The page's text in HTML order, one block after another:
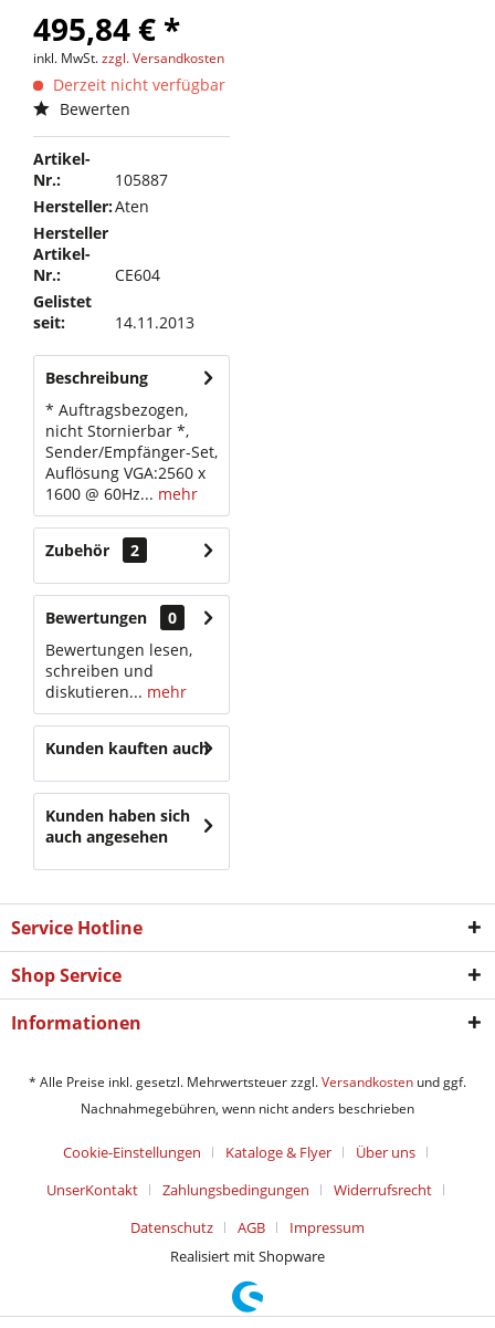
495,84 € *
inkl. MwSt.zzgl. Versandkosten
Derzeit nicht verfügbar
Bewerten
Artikel-
Nr.:
105887
Hersteller:Aten
Hersteller
Artikel-
Nr.:
CE604
Gelistet
seit:
14.11.2013
Beschreibung
* Auftragsbezogen,
nicht Stornierbar *,
Sender/Empfänger-Set,
Auflösung VGA:2560 x
1600 @ 60Hz... mehr
Zubehör 2
Bewertungen
0
Bewertungen lesen,
schreiben und
diskutieren... mehr
Kunden kauften auch
Kunden haben sich
auch angesehen
Service Hotline
Shop Service
Informationen
* Alle Preise inkl. gesetzl. Mehrwertsteuer zzgl.Versandkosten und ggf.
Nachnahmegebühren, wenn nicht anders beschrieben
Cookie-Einstellungen Kataloge & Flyer
Über uns
UnserKontakt
Zahlungsbedingungen
Widerrufsrecht
Datenschutz
AGB
Impressum
Realisiert mit Shopware